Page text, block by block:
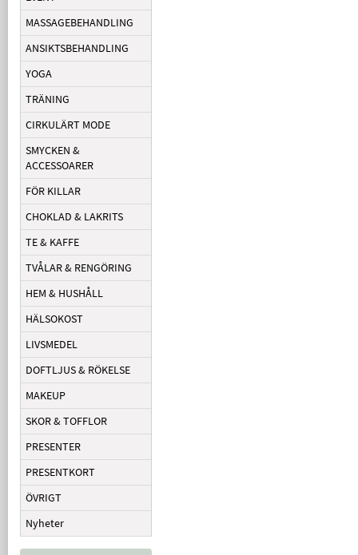
MASSAGEBEHANDLING
ANSIKTSBEHANDLING
YOGA
TRÄNING
CIRKULÄRT MODE
SMYCKEN &
ACCESSOARER
FÖR KILLAR
CHOKLAD & LAKRITS
TE & KAFFE
TVÅLAR & RENGÖRING
HEM & HUSHÅLL
HÄLSOKOST
LIVSMEDEL
DOFTLJUS & RÖKELSE
MAKEUP
SKOR & TOFFLOR
PRESENTER
PRESENTKORT
ÖVRIGT
Nyheter